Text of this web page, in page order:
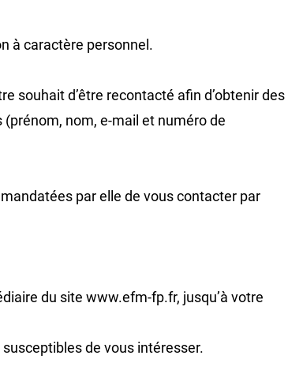
à caractère personnel.
souhait d’être recontacté afin d’obtenir des
nom, e-mail et numéro de
par elle de vous contacter par
du site www.efm-fp.fr, jusqu’à votre
de vous intéresser.